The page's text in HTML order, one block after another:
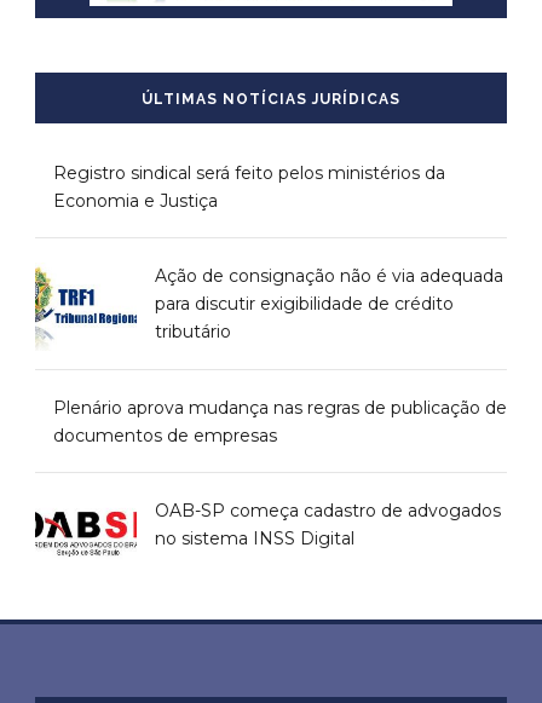
ÚLTIMAS NOTÍCIAS JURÍDICAS
Registro sindical será feito pelos ministérios da
Economia e Justiça
Ação de consignação não é via adequada
para discutir exigibilidade de crédito
tributário
Plenário aprova mudança nas regras de publicação de
documentos de empresas
OAB-SP começa cadastro de advogados
no sistema INSS Digital